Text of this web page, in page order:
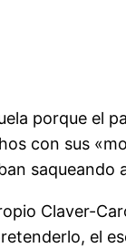
porque el
con sus
saqueando
Claver-
el